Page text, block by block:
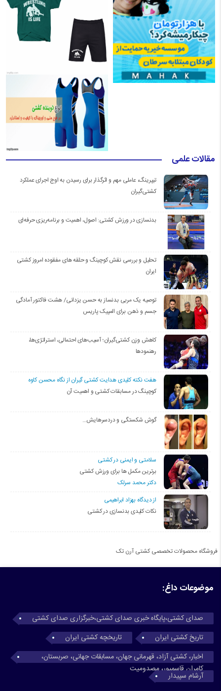
مقالات علمی
تیپرینگ، عاملی مهم و اثرگذار برای رسیدن به اوج اجرای عملکرد
کشتی‌گیران
بدنسازی در ورزش کشتی: اصول، اهمیت و برنامه‌ریزی حرفه‌ای
تحلیل و بررسی نقش کوچینگ و حلقه های مفقوده امروز کشتی
ایران
توصیه یک مربی بدنساز به حسن یزدانی/ هشت فاکتور آمادگی
جسم و ذهن برای المپیک پاریس
کاهش وزن کشتی‌گیران؛ آسیب‌های احتمالی، استراتژی‌ها،
رهنمودها
هفت نکته کلیدی هدایت کشتی گیران از نگاه محسن کاوه
کوچینگ در مسابقات کشتی و اهمیت آن
گوش شکستگی و دردسرهایش…
سلامتی و ایمنی در کشتی
برترین مکمل ها برای ورزش کشتی
دکتر محمد سرلک
از دیدگاه بهزاد ابراهیمی
نکات کلیدی بدنسازی در کشتی
فروشگاه محصولات تخصصی کشتی آرن تک
موضوعات داغ:
صدای کشتی،پایگاه خبری صدای کشتی،خبرگزاری صدای کشتی
تاریخ کشتی ایران
تاریخچه کشتی ایران
اخبار، کشتی آزاد، قهرمانی جهان، مسابقات جهانی، صربستان،
کامران قاسمپور، مصدومیت
آرشام سپیدار